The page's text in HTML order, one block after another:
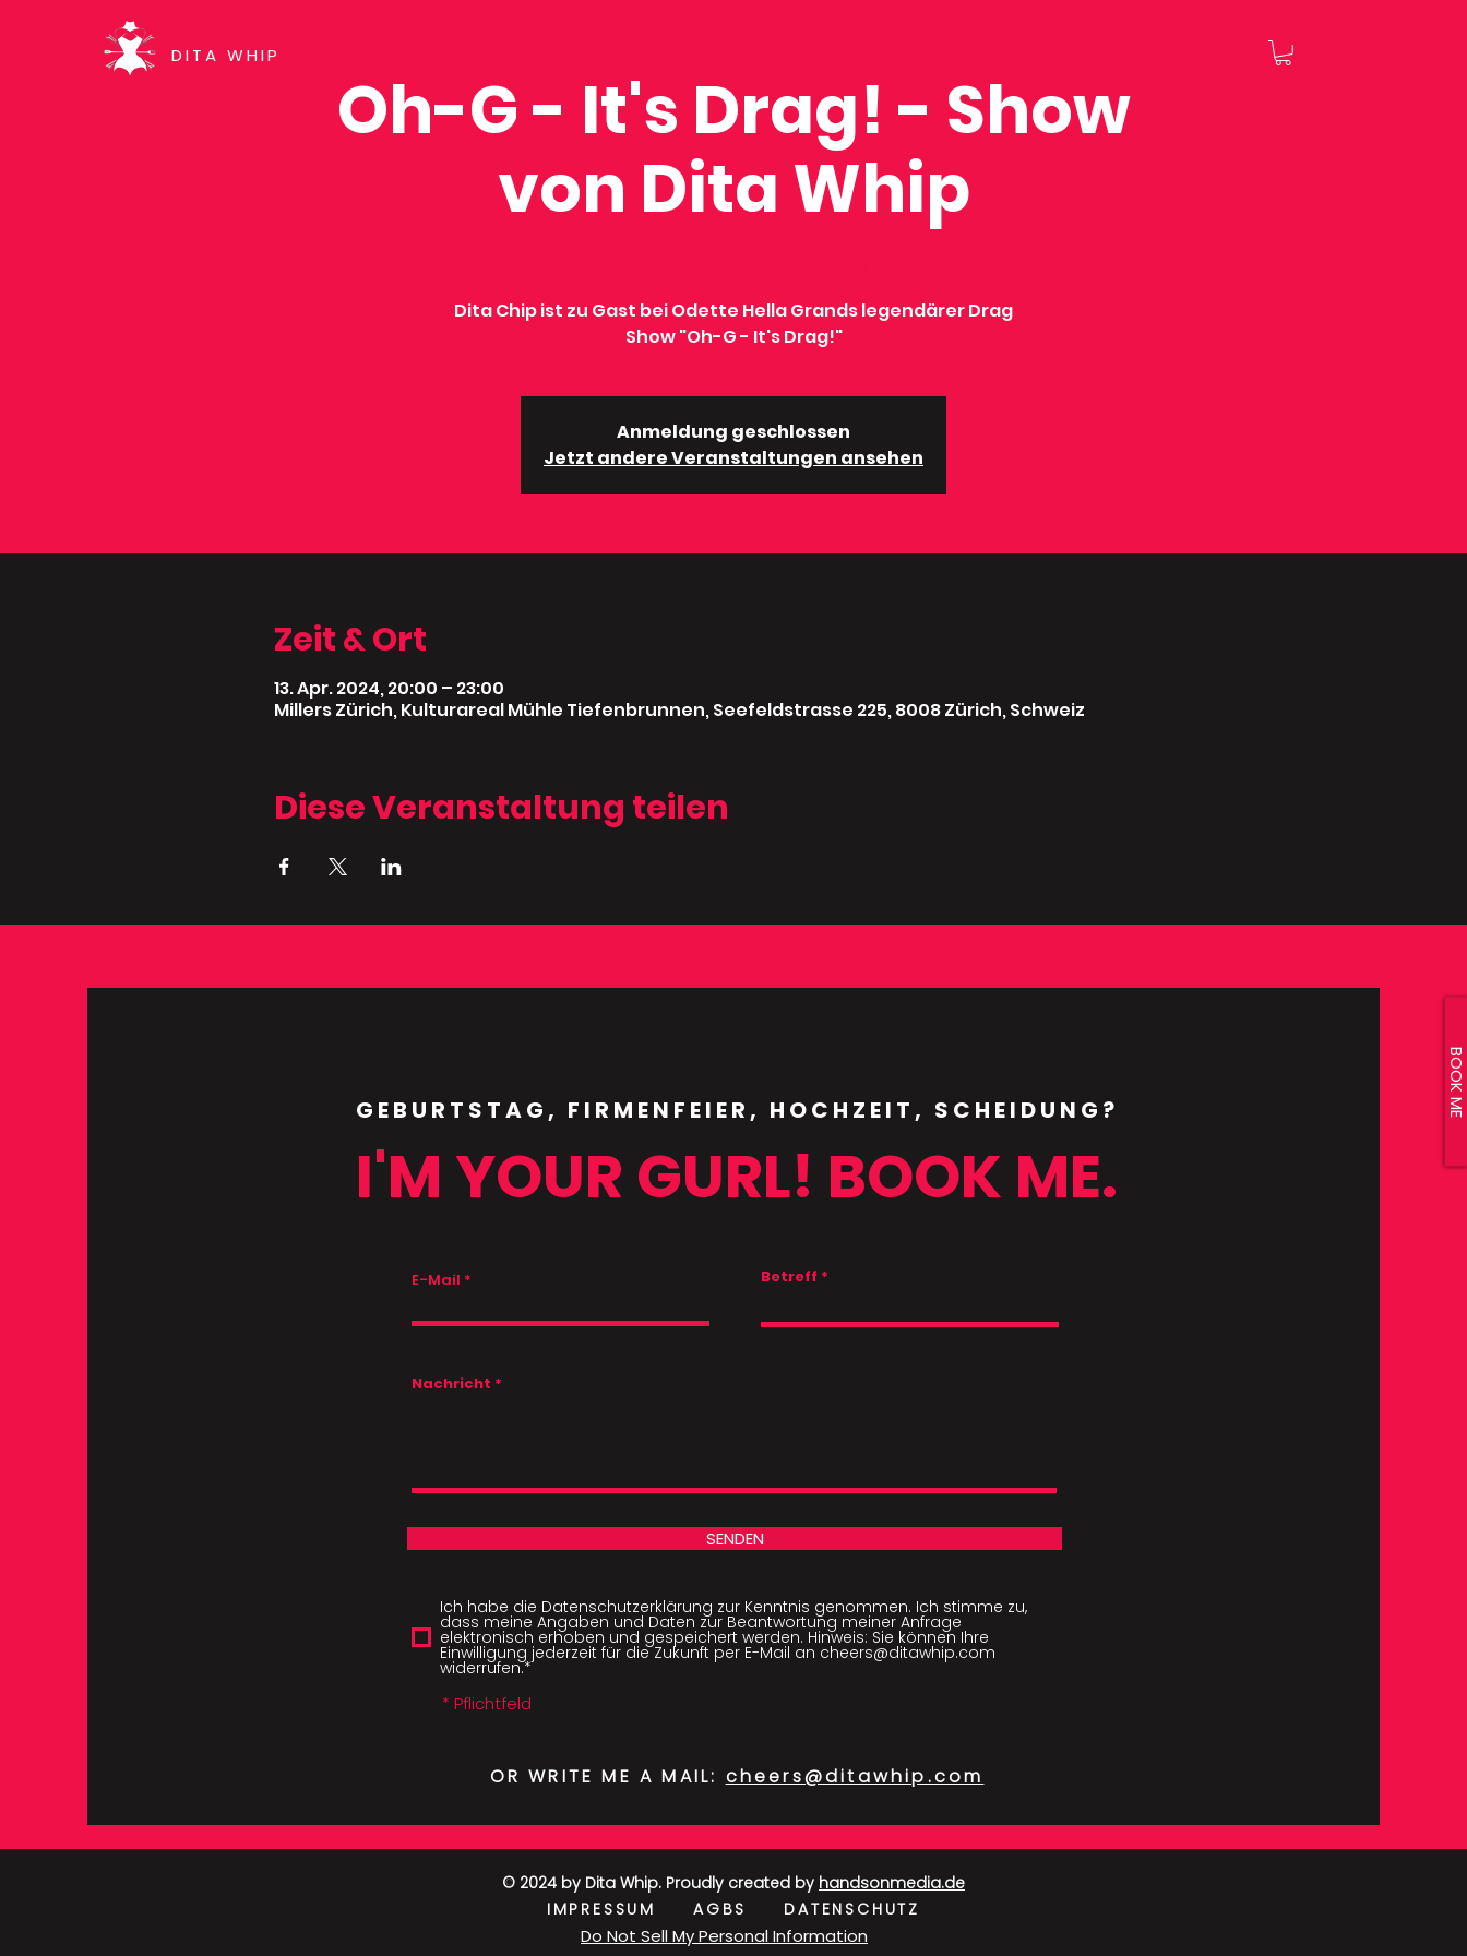
DITA WHIP
BOOK ME
Oh-G - It's Drag! - Show
von Dita Whip
Dita Chip ist zu Gast bei Odette Hella Grands legendärer Drag
Show "Oh-G - It's Drag!"
Anmeldung geschlossen
Jetzt andere Veranstaltungen ansehen
Zeit & Ort
13. Apr. 2024, 20:00 – 23:00
Millers Zürich, Kulturareal Mühle Tiefenbrunnen, Seefeldstrasse 225, 8008 Zürich, Schweiz
Diese Veranstaltung teilen
GEBURTSTAG, FIRMENFEIER, HOCHZEIT, SCHEIDUNG?
I'M YOUR GURL! BOOK ME.
E-Mail Betreff
Nachricht
SENDEN
Ich habe die Datenschutzerklärung zur Kenntnis genommen. Ich stimme zu,
dass meine Angaben und Daten zur Beantwortung meiner Anfrage
elektronisch erhoben und gespeichert werden. Hinweis: Sie können Ihre
Einwilligung jederzeit für die Zukunft per E-Mail an cheers@ditawhip.com
widerrufen.*
* Pflichtfeld
OR WRITE ME A MAIL: cheers@ditawhip.com
© 2024 by Dita Whip. Proudly created by handsonmedia.de
IMPRESSUMAGBS DATENSCHUTZ
Do Not Sell My Personal Information